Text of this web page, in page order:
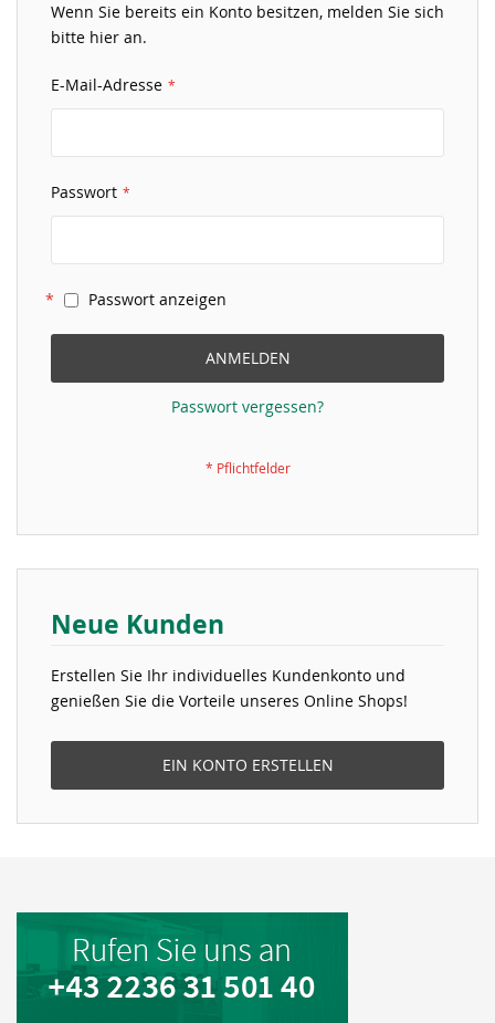
Wenn Sie bereits ein Konto besitzen, melden Sie sich
bitte hier an.
E-Mail-Adresse
Passwort
Passwort anzeigen
ANMELDEN
Passwort vergessen?
Neue Kunden
Erstellen Sie Ihr individuelles Kundenkonto und
genießen Sie die Vorteile unseres Online Shops!
EIN KONTO ERSTELLEN